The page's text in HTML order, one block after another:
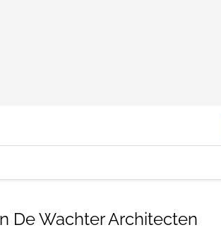
De Wachter Architecten